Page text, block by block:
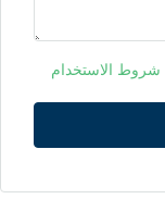
شروط الاستخدام